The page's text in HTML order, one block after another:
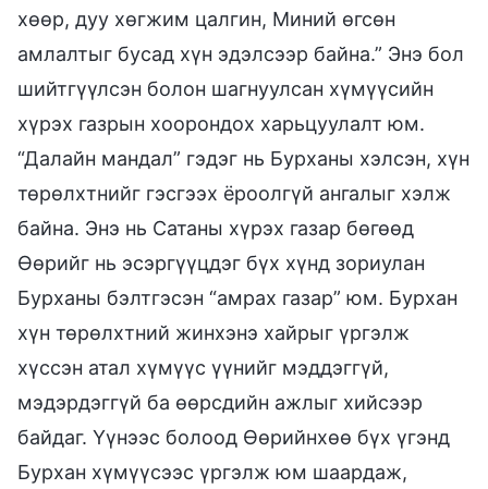
хөөр, дуу хөгжим цалгин, Миний өгсөн
амлалтыг бусад хүн эдэлсээр байна.” Энэ бол
шийтгүүлсэн болон шагнуулсан хүмүүсийн
хүрэх газрын хоорондох харьцуулалт юм.
“Далайн мандал” гэдэг нь Бурханы хэлсэн, хүн
төрөлхтнийг гэсгээх ёроолгүй ангалыг хэлж
байна. Энэ нь Сатаны хүрэх газар бөгөөд
Өөрийг нь эсэргүүцдэг бүх хүнд зориулан
Бурханы бэлтгэсэн “амрах газар” юм. Бурхан
хүн төрөлхтний жинхэнэ хайрыг үргэлж
хүссэн атал хүмүүс үүнийг мэддэггүй,
мэдэрдэггүй ба өөрсдийн ажлыг хийсээр
байдаг. Үүнээс болоод Өөрийнхөө бүх үгэнд
Бурхан хүмүүсээс үргэлж юм шаардаж,